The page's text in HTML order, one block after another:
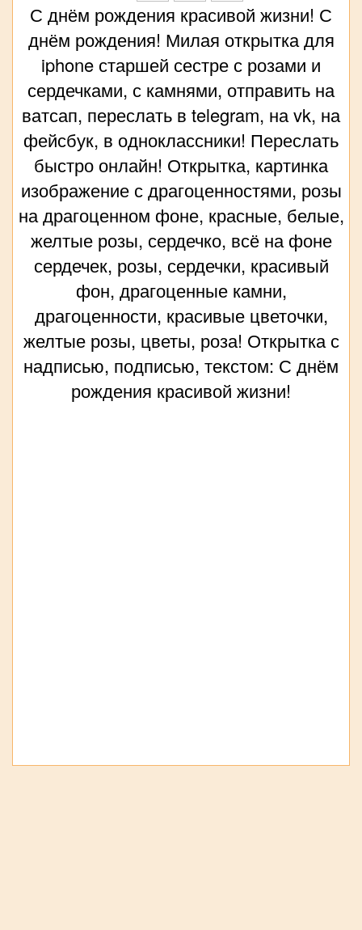
С днём рождения красивой жизни! С
днём рождения! Милая открытка для
iphone старшей сестре с розами и
сердечками, с камнями, отправить на
ватсап, переслать в telegram, на vk, на
фейсбук, в одноклассники! Переслать
быстро онлайн! Открытка, картинка
изображение с драгоценностями, розы
на драгоценном фоне, красные, белые,
желтые розы, сердечко, всё на фоне
сердечек, розы, сердечки, красивый
фон, драгоценные камни,
драгоценности, красивые цветочки,
желтые розы, цветы, роза! Открытка с
надписью, подписью, текстом: С днём
рождения красивой жизни!